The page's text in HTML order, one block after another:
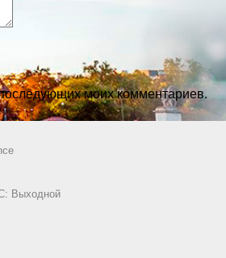
моих комментариев.
Выходной